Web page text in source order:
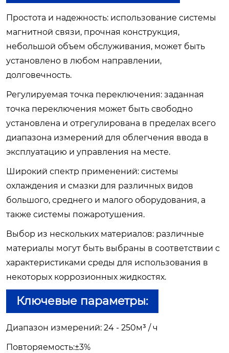
Простота и надежность: использование системы
магнитной связи, прочная конструкция,
небольшой объем обслуживания, может быть
установлено в любом направлении,
долговечность.
Регулируемая точка переключения: заданная
точка переключения может быть свободно
установлена и отрегулирована в пределах всего
диапазона измерений для облегчения ввода в
эксплуатацию и управления на месте.
Широкий спектр применений: системы
охлаждения и смазки для различных видов
большого, среднего и малого оборудования, а
также системы пожаротушения.
Выбор из нескольких материалов: различные
материалы могут быть выбраны в соответствии с
характеристиками среды для использования в
некоторых коррозионных жидкостях.
Ключевые параметры:
Диапазон измерений: 24 - 250м³ / ч
Повторяемость:±3%